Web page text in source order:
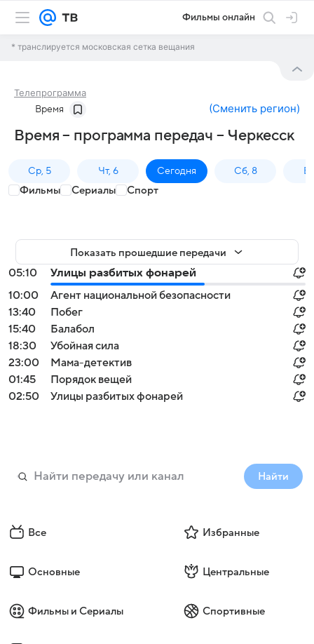
Фильмы онлайн
* транслируется московская сетка вещания
Телепрограмма
Время (Сменить регион)
Время – программа передач – Черкесск
Ср, 5 Чт, 6 Сегодня Сб, 8
Фильмы Сериалы Спорт
Показать прошедшие передачи
05:10
Улицы разбитых фонарей
10:00
Агент национальной безопасности
13:40
Побег
15:40
Балабол
18:30
Убойная сила
23:00
Мама-детектив
01:45
Порядок вещей
02:50
Улицы разбитых фонарей
Найти
Все Избранные
Основные Центральные
Фильмы и Сериалы Спортивные